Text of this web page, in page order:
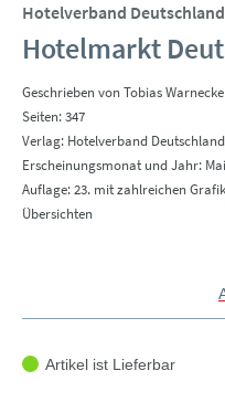
Hotelverband
Hotelmarkt
Geschrieben von Tobias Warnecke
Seiten: 347
Verlag: Hotelverband
Erscheinungsmonat und Jahr:
Auflage: 23. mit zahlreichen
Übersichten
Artikel ist Lieferbar